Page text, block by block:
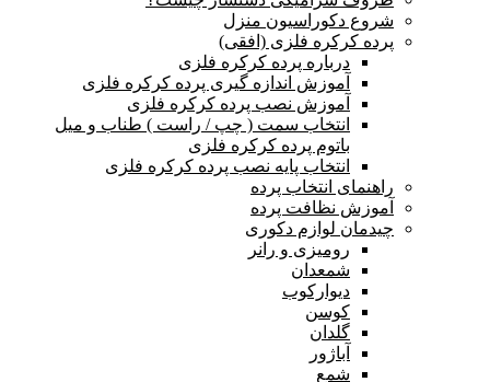
شروع دکوراسیون منزل
پرده کرکره فلزی (افقی)
درباره پرده کرکره فلزی
آموزش اندازه گیری پرده کرکره فلزی
آموزش نصب پرده کرکره فلزی
انتخاب سمت ( چپ / راست ) طناب و میل
باتوم پرده کرکره فلزی
انتخاب پایه نصب پرده کرکره فلزی
راهنمای انتخاب پرده
آموزش نظافت پرده
چیدمان لوازم دکوری
رومیزی و رانر
شمعدان
دیوارکوب
کوسن
گلدان
آباژور
شمع